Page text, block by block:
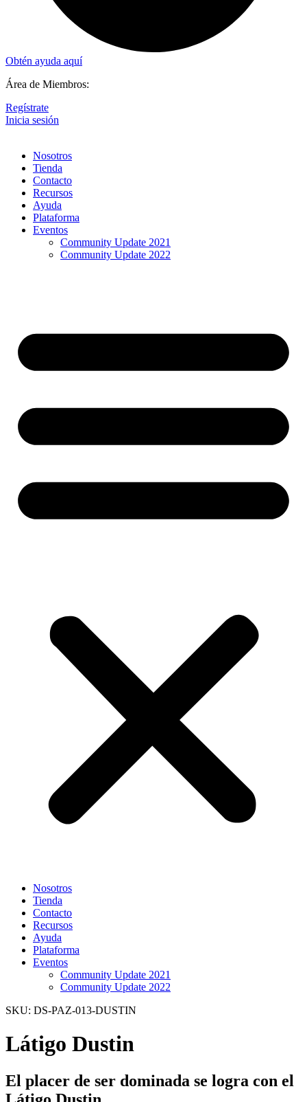
Obtén ayuda aquí
Área de Miembros:
Regístrate
Inicia sesión
Nosotros
Tienda
Contacto
Recursos
Ayuda
Plataforma
Eventos
Community Update 2021
Community Update 2022
Nosotros
Tienda
Contacto
Recursos
Ayuda
Plataforma
Eventos
Community Update 2021
Community Update 2022
SKU: DS-PAZ-013-DUSTIN
Látigo Dustin
El placer de ser dominada se logra con el